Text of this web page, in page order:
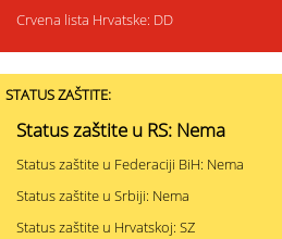
Crvena lista Hrvatske: DD
STATUS ZAŠTITE:
Status zaštite u RS: Nema
Status zaštite u Federaciji BiH: Nema
Status zaštite u Srbiji: Nema
Status zaštite u Hrvatskoj: SZ